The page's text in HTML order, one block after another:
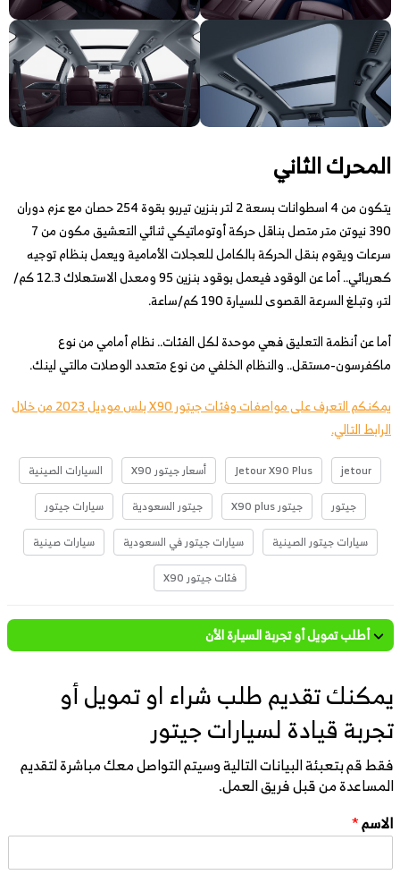
المحرك الثاني
يتكون من 4 اسطوانات بسعة 2 لتر بنزين تيربو بقوة 254 حصان مع عزم دوران
390 نيوتن متر متصل بناقل حركة أوتوماتيكي ثنائي التعشيق مكون من 7
سرعات ويقوم بنقل الحركة بالكامل للعجلات الأمامية ويعمل بنظام توجيه
كهربائي.. أما عن الوقود فيعمل بوقود بنزين 95 ومعدل الاستهلاك 12.3 كم/
لتر، وتبلغ السرعة القصوى للسيارة 190 كم/ساعة.
أما عن أنظمة التعليق فهي موحدة لكل الفئات.. نظام أمامي من نوع
ماكفرسون-مستقل.. والنظام الخلفي من نوع متعدد الوصلات مالتي لينك.
يمكنكم التعرف على مواصفات وفئات جيتور X90 بلس موديل 2023 من خلال
الرابط التالي.
jetour
Jetour X90 Plus أسعار جيتور X90
السيارات الصينية
جيتور
جيتور X90 plus جيتور السعودية
سيارات جيتور
سيارات جيتور الصينية
سيارات جيتور في السعودية
سيارات صينية
فئات جيتور X90
أطلب تمويل أو تجربة السيارة الأن
يمكنك تقديم طلب شراء او تمويل أو
تجربة قيادة لسيارات جيتور
فقط قم بتعبئة البيانات التالية وسيتم التواصل معك مباشرة لتقديم
المساعدة من قبل فريق العمل.
الاسم*